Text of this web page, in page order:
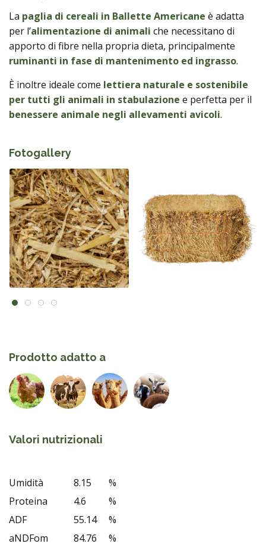
La paglia di cereali in Ballette Americane è adatta
per l’alimentazione di animali che necessitano di
apporto di fibre nella propria dieta, principalmente
ruminanti in fase di mantenimento ed ingrasso.
È inoltre ideale come lettiera naturale e sostenibile
per tutti gli animali in stabulazione e perfetta per il
benessere animale negli allevamenti avicoli.
Fotogallery
Prodotto adatto a
Valori nutrizionali
Umidità 8.15
%
Proteina
4.6
%
ADF
55.14
%
aNDFom
84.76 %